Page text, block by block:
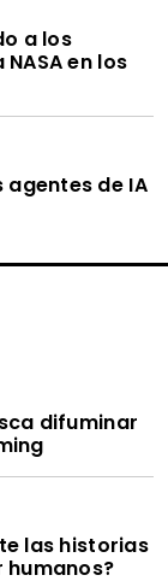
a los
en los
de IA
difuminar
las historias
humanos?